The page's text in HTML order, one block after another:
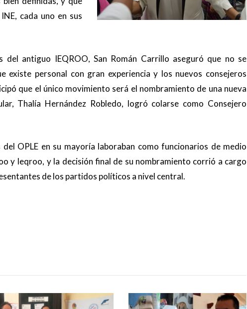
cada uno en sus
antiguo IEQROO, San Román Carrillo aseguró que no se
existe personal con gran experiencia y los nuevos consejeros
que el único movimiento será el nombramiento de una nueva
Thalía Hernández Robledo, logró colarse como Consejero
OPLE en su mayoría laboraban como funcionarios de medio
y Ieqroo, y la decisión final de su nombramiento corrió a cargo
de los partidos políticos a nivel central.